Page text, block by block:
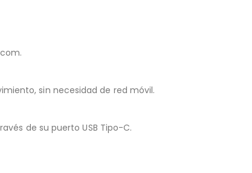
sin necesidad de red móvil.
de su puerto USB Tipo-C.